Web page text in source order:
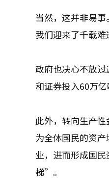
当然，这并非易
我们迎来了千载
政府也决心不放
和证券投入60万
此外，转向生产
为全体国民的资
业，进而形成国
梯”。